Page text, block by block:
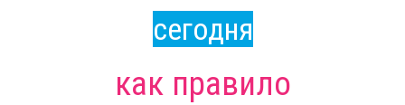
сегодня
как правило